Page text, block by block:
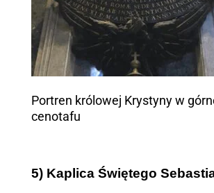
Portren królowej Krystyny w
cenotafu
5) Kaplica Świętego